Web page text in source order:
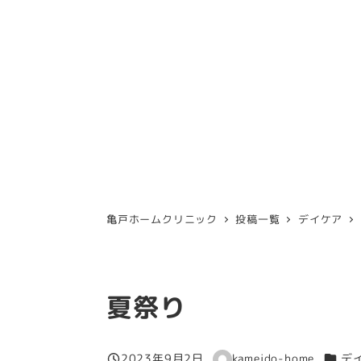
亀戸ホームクリニック 投稿一覧 デイケア
夏祭り